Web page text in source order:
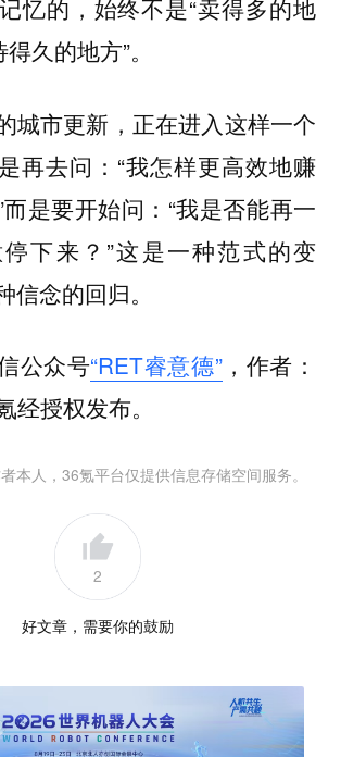
忆的，始终不是“卖得多的地
久的地方”。
城市更新，正在进入这样一个
去问：“我怎样更高效地赚
是要开始问：“我是否能再一
下来？”这是一种范式的变
信念的回归。
公众号“RET睿意德”，作者：
经授权发布。
本人，36氪平台仅提供信息存储空间服务。
2
好文章，需要你的鼓励